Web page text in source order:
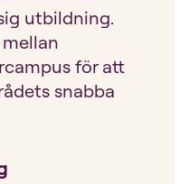
utbildning.
för att
snabba